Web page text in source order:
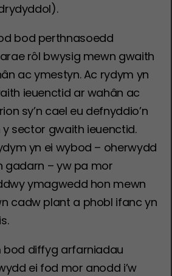
bod perthnasoedd
rôl bwysig mewn gwaith
ac ymestyn. Ac rydym yn
ieuenctid ar wahân ac
sy’n cael eu defnyddio’n
sector gwaith ieuenctid.
yn ei wybod – oherwydd
gadarn – yw pa mor
ymagwedd hon mewn
cadw plant a phobl ifanc yn
bod diffyg arfarniadau
ei fod mor anodd i’w